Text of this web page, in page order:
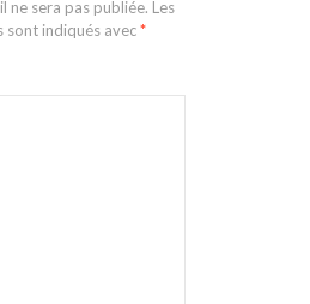
ne sera pas publiée. Les
sont indiqués avec*